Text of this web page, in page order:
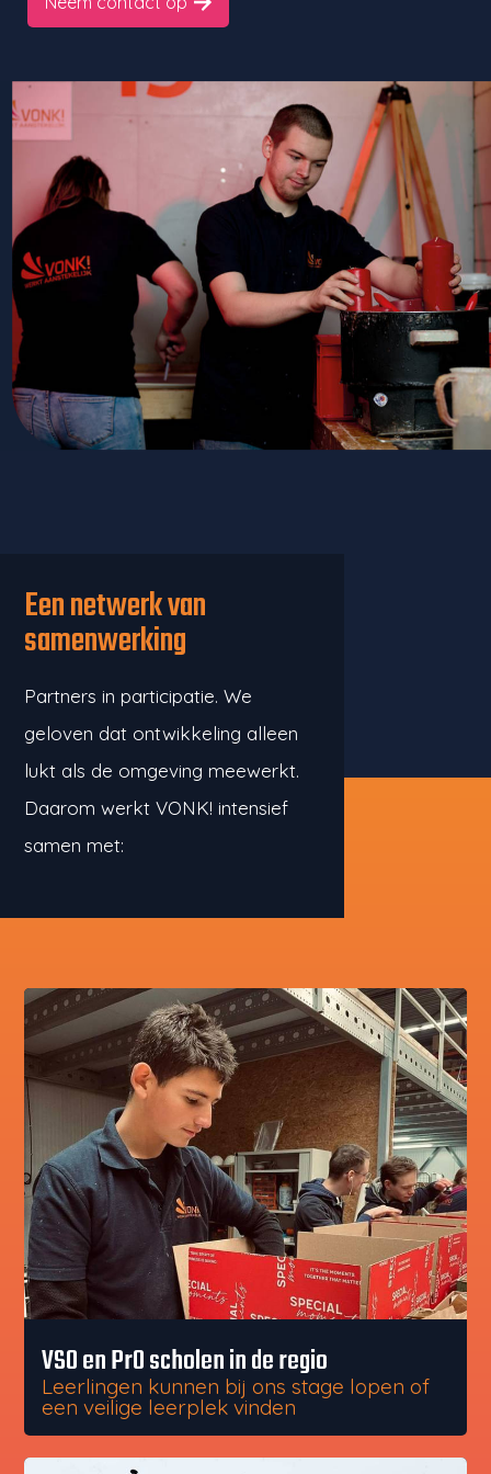
Een netwerk van
samenwerking
Partners in participatie. We
geloven dat ontwikkeling alleen
lukt als de omgeving meewerkt.
Daarom werkt VONK! intensief
samen met:
VSO en PrO scholen in de regio
Leerlingen kunnen bij ons stage lopen of
een veilige leerplek vinden